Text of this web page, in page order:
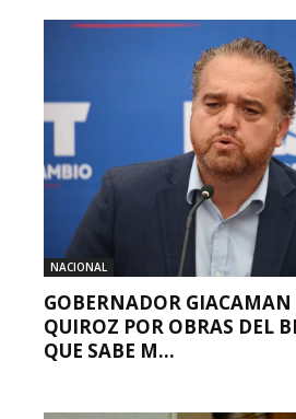
NACIONAL
GOBERNADOR
QUIROZ POR OBRAS DEL
QUE SABE M...